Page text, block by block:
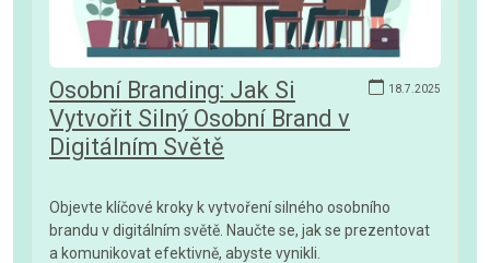
18.7.2025
Osobní Branding: Jak Si
Vytvořit Silný Osobní Brand v
Digitálním Světě
Objevte klíčové kroky k vytvoření silného osobního
brandu v digitálním světě. Naučte se, jak se prezentovat
a komunikovat efektivně, abyste vynikli.